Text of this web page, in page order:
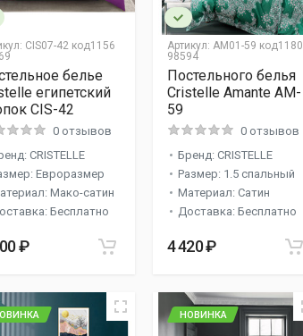
CIS07-42 код1156
белье
египетский
CIS-42
0 отзывов
CRISTELLE
Евроразмер
Мако-сатин
Бесплатно
₽
Артикул: AM01-59 код1180
98594
Постельного белья
Cristelle Amante AM-
59
0 отзывов
Бренд: CRISTELLE
Размер: 1.5 спальный
Материал: Сатин
Доставка: Бесплатно
4 420 ₽
НОВИНКА